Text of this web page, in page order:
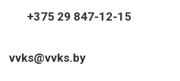
+375 29 847-12-15
vvks@vvks.by